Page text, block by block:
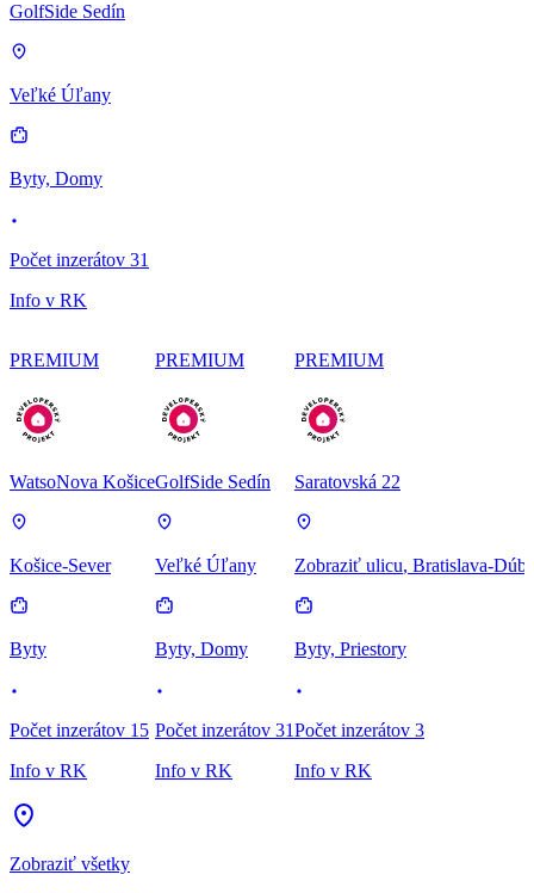
GolfSide Sedín
Veľké Úľany
Byty, Domy
Počet inzerátov 31
Info v RK
PREMIUM
WatsoNova Košice
Košice-Sever
Byty
Počet inzerátov 15
Info v RK
PREMIUM
GolfSide Sedín
Veľké Úľany
Byty, Domy
Počet inzerátov 31
Info v RK
PREMIUM
Saratovská 22
Zobraziť ulicu, Bratislava-
Byty, Priestory
Počet inzerátov 3
Info v RK
Zobraziť všetky